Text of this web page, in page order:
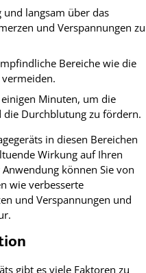
und langsam über das
und Verspannungen zu
Bereiche wie die
einigen Minuten, um die
Durchblutung zu fördern.
in diesen Bereichen
Wirkung auf Ihren
können Sie von
wie verbesserte
und Verspannungen und
gibt es viele Faktoren zu